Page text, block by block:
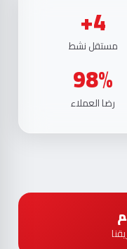
4+
مستقل نشط
98%
رضا العملاء